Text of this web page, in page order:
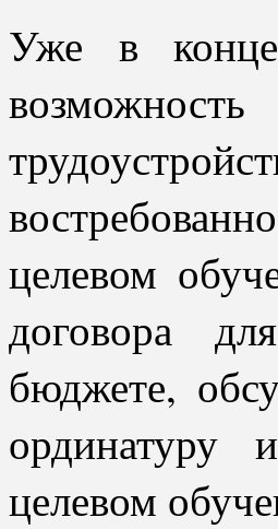
Уже в конце
целевом
договора
бюджете,
ординатуру
целевом